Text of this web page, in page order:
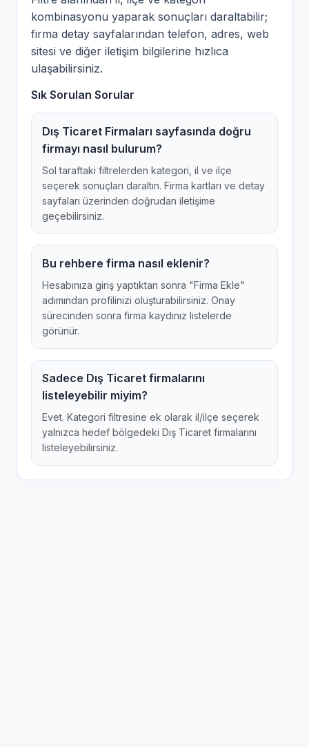
kombinasyonu yaparak sonuçları daraltabilir;
firma detay sayfalarından telefon, adres, web
sitesi ve diğer iletişim bilgilerine hızlıca
ulaşabilirsiniz.
Sık Sorulan Sorular
Dış Ticaret Firmaları sayfasında doğru
firmayı nasıl bulurum?
Sol taraftaki filtrelerden kategori, il ve ilçe
seçerek sonuçları daraltın. Firma kartları ve detay
sayfaları üzerinden doğrudan iletişime
geçebilirsiniz.
Bu rehbere firma nasıl eklenir?
Hesabınıza giriş yaptıktan sonra "Firma Ekle"
adımından profilinizi oluşturabilirsiniz. Onay
sürecinden sonra firma kaydınız listelerde
görünür.
Sadece Dış Ticaret firmalarını
listeleyebilir miyim?
Evet. Kategori filtresine ek olarak il/ilçe seçerek
yalnızca hedef bölgedeki Dış Ticaret firmalarını
listeleyebilirsiniz.